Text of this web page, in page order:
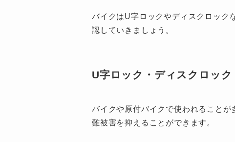
バイクはU字ロックやディスクロック
認していきましょう。
U字ロック・ディスクロック
バイクや原付バイクで使われること
難被害を抑えることができます。